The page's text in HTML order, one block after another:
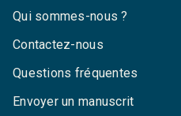
Qui sommes-nous ?
Contactez-nous
Questions fréquentes
Envoyer un manuscrit